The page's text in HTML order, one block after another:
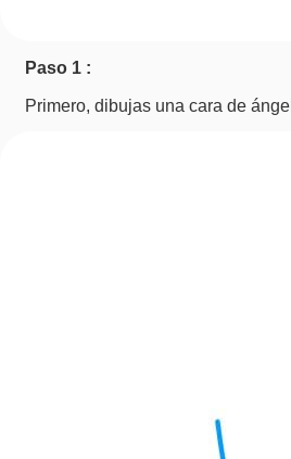
Paso 1 :
Primero, dibujas una cara de ángel